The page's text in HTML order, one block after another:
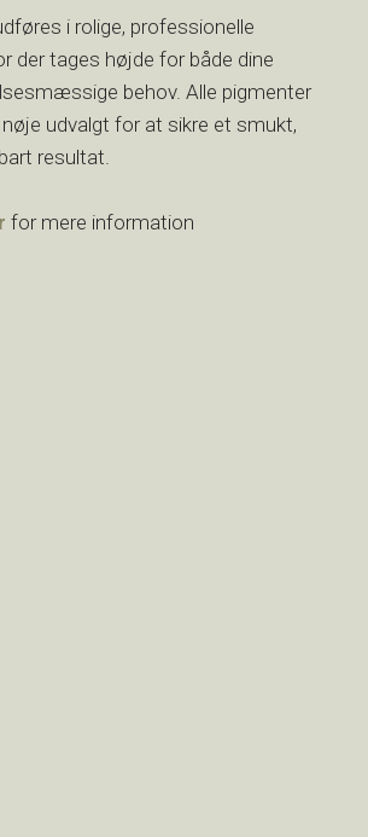
i rolige, professionelle
der tages højde for både dine
behov. Alle pigmenter
udvalgt for at sikre et smukt,
resultat.
for mere information